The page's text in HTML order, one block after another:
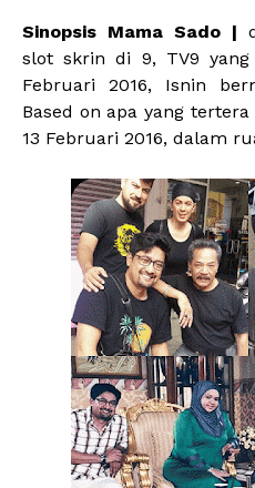
Sinopsis Mama Sado |
slot skrin di 9, TV9
Februari 2016, Isnin
Based on apa yang
13 Februari 2016, dalam